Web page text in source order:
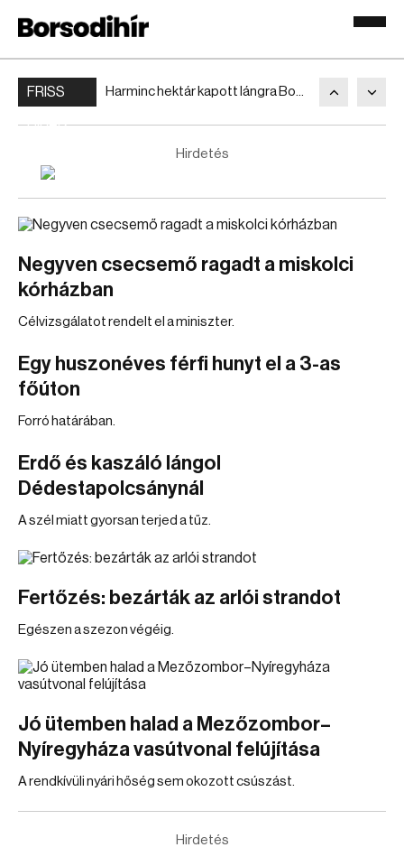
FRISS
Harminc hektár kapott lángra Bodrogolaszinál
Hirdetés
Negyven csecsemő ragadt a miskolci
kórházban
Célvizsgálatot rendelt el a miniszter.
Egy huszonéves férfi hunyt el a 3-as
főúton
Forró határában.
Erdő és kaszáló lángol
Dédestapolcsánynál
A szél miatt gyorsan terjed a tűz.
Fertőzés: bezárták az arlói strandot
Egészen a szezon végéig.
Jó ütemben halad a Mezőzombor–
Nyíregyháza vasútvonal felújítása
A rendkívüli nyári hőség sem okozott csúszást.
Hirdetés